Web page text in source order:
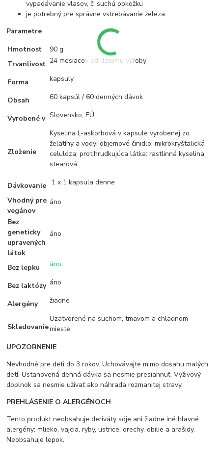
vypadávanie vlasov, či suchú pokožku
je potrebný pre správne vstrebávanie železa
Parametre
Hmotnosť
90 g
Trvanlivosť 24 mesiacov od dátumu výroby
Forma kapsuly
Obsah 60 kapsúl / 60 denných dávok
Vyrobené v Slovensko, EÚ
Zloženie
Kyselina L-askorbová v kapsule vyrobenej zo
želatíny a vody; objemové činidlo: mikrokryštalická
celulóza; protihrudkujúca látka: rastlinná kyselina
stearová.
Dávkovanie
1 x 1 kapsula denne
Vhodný pre
vegánov
áno
Bez
geneticky
upravených
látok
áno
Bez lepku áno
Bez laktózy áno
Alergény žiadne
Skladovanie
Uzatvorené na suchom, tmavom a chladnom
mieste.
UPOZORNENIE
Nevhodné pre deti do 3 rokov. Uchovávajte mimo dosahu malých
detí. Ustanovená denná dávka sa nesmie presiahnuť. Výživový
doplnok sa nesmie užívať ako náhrada rozmanitej stravy.
PREHLÁSENIE O ALERGÉNOCH
Tento produkt neobsahuje deriváty sóje ani žiadne iné hlavné
alergény: mlieko, vajcia, ryby, ustrice, orechy, obilie a arašidy.
Neobsahuje lepok.